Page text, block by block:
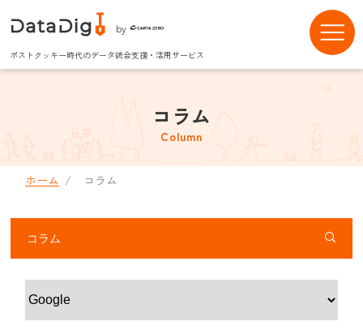
by
ポストクッキー時代のデータ統合支援・活用サービス
コラム
Column
ホーム コラム
コラム